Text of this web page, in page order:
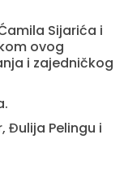
Sijarića i
ovog
i zajedničkog
Đulija Pelingu i